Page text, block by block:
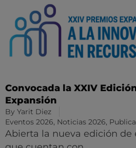
Convocada la XXIV
Expansión
By Yarit Diez
Eventos 2026, Noticias 2026,
Abierta la nueva edición de